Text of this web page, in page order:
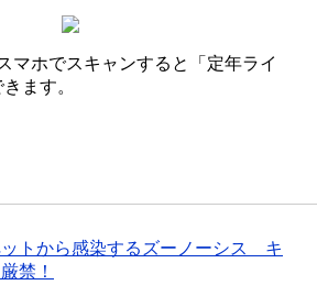
マホでスキャンすると「定年ライ
ます。
トから感染するズーノーシス キ
禁！